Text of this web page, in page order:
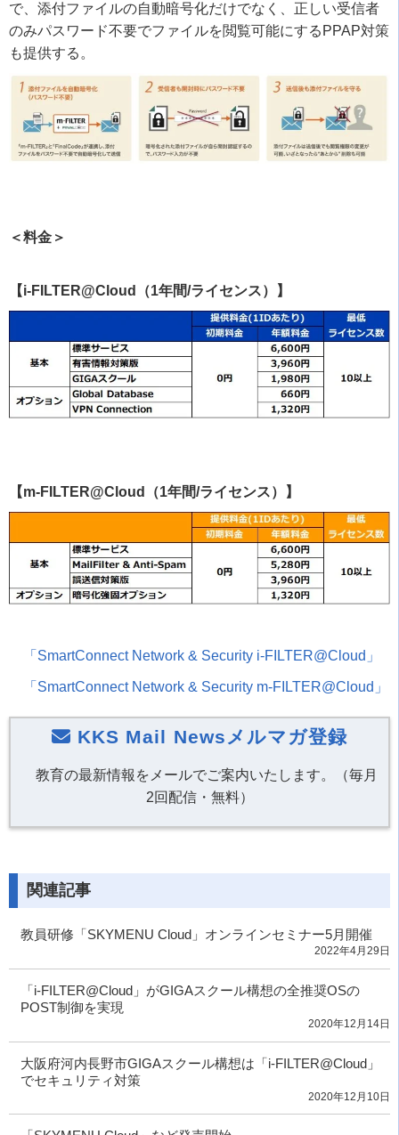
で、添付ファイルの自動暗号化だけでなく、正しい受信者
のみパスワード不要でファイルを閲覧可能にする PPAP対策
も提供する。
＜料金＞
【i-FILTER@Cloud（1年間/ライセンス）】
【m-FILTER@Cloud（1年間/ライセンス）】
「 SmartConnect Network & Security i-FILTER@Cloud 」
「 SmartConnect Network & Security m-FILTER@Cloud 」
KKS Mail Newsメルマガ登録
教育の最新情報をメールでご案内いたします。（毎月
2回配信・無料）
関連記事
教員研修「SKYMENU Cloud」オンラインセミナー5月開催
2022年4月29日
「i-FILTER@Cloud」がGIGAスクール構想の全推奨OSの
POST制御を実現
2020年12月14日
大阪府河内長野市GIGAスクール構想は「i-FILTER@Cloud」
でセキュリティ対策
2020年12月10日